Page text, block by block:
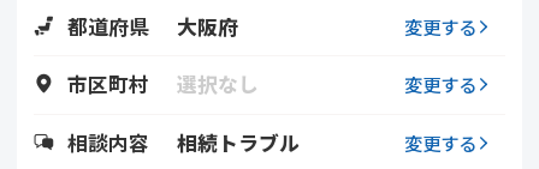
相続人調査
相続登記
都道府県 大阪府 変更する
市区町村 選択なし 変更する
相談内容 相続トラブル 変更する